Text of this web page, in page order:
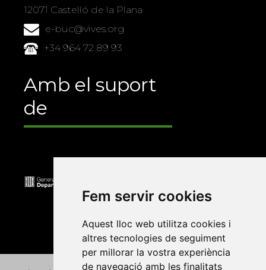
Fem servir cookies
Aquest lloc web utilitza cookies i
altres tecnologies de seguiment
per millorar la vostra experiència
de navegació amb les finalitats
12071 Castelló de la Plana
e-buc@vives.org
+34 964 72 89 93
Amb el suport
de